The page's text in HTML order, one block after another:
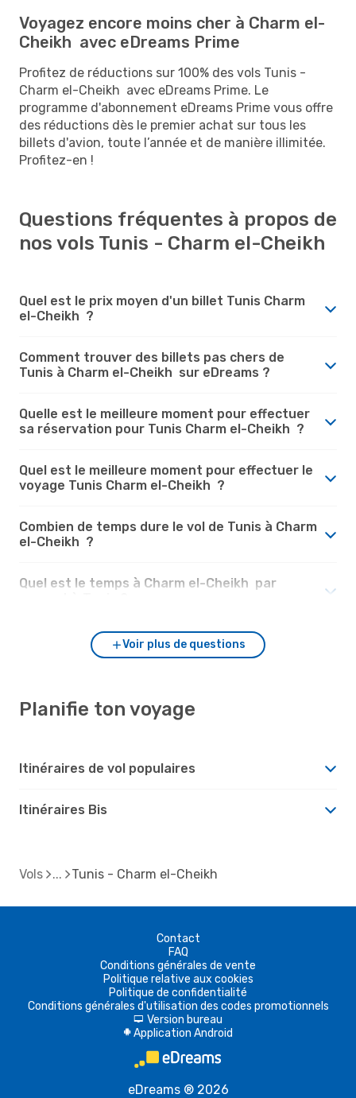
Voyagez encore moins cher à Charm el-
Cheikh avec eDreams Prime
Profitez de réductions sur 100% des vols Tunis -
Charm el-Cheikh avec eDreams Prime. Le
programme d'abonnement eDreams Prime vous offre
des réductions dès le premier achat sur tous les
billets d'avion, toute l’année et de manière illimitée.
Profitez-en !
Questions fréquentes à propos de
nos vols Tunis - Charm el-Cheikh
Quel est le prix moyen d'un billet Tunis Charm
el-Cheikh ?
Comment trouver des billets pas chers de
Tunis à Charm el-Cheikh sur eDreams ?
Quelle est le meilleure moment pour effectuer
sa réservation pour Tunis Charm el-Cheikh ?
Quel est le meilleure moment pour effectuer le
voyage Tunis Charm el-Cheikh ?
Combien de temps dure le vol de Tunis à Charm
el-Cheikh ?
Quel est le temps à Charm el-Cheikh par
Voir plus de questions
Planifie ton voyage
Itinéraires de vol populaires
Itinéraires Bis
Vols Tunis - Charm el-Cheikh
Contact
FAQ
Conditions générales de vente
Politique relative aux cookies
Politique de confidentialité
Conditions générales d'utilisation des codes promotionnels
d Version bureau
A Application Android
eDreams ® 2026